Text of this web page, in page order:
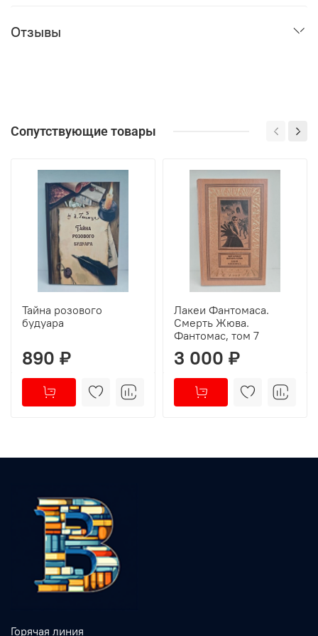
Отзывы
Сопутствующие товары
Тайна розового
будуара
890 ₽
Лакеи Фантомаса.
Смерть Жюва.
Фантомас, том 7
3 000 ₽
Горячая линия